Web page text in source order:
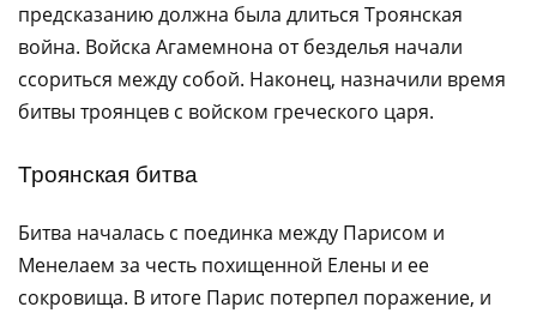
предсказанию должна была длиться Троянская
война. Войска Агамемнона от безделья начали
ссориться между собой. Наконец, назначили время
битвы троянцев с войском греческого царя.
Троянская битва
Битва началась с поединка между Парисом и
Менелаем за честь похищенной Елены и ее
сокровища. В итоге Парис потерпел поражение, и